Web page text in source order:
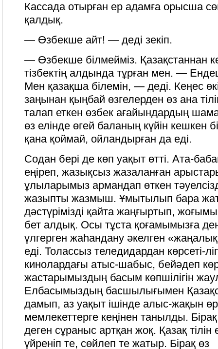
Кассада отырған ер адамға орысша
қалдық.
— Өзбекше айт! — деді зекіп.
— Өзбекше білмейміз. Қазақстаннан
тізбектің алдында тұрған мен. —
Мен қазақша білемін, — деді. Кеңес
заңынан қыңбай өзгелерден өз ана
талап еткен өзбек ағайындардың
өз елінде өгей баланың күйін кешкен
қана қоймай, ойландырған да еді.
Содан бері де көп уақыт өтті. Ата-
еңіреп, жазықсыз жазаланған
ұлыларымыз армандап өткен
жазыпты жазмыш. Ұмытылып бара
дәстүрімізді қайта жаңғыртып,
бет алдық. Осы тұста қоғамымызға
үлгерген жаһандану әкелген
еді. Толассыз теледидардан көрсеті-
кинолардағы атыс-шабыс, бейәдеп
жастарымыздың басым көпшілігін
Елбасымыздың басшылығымен
дамып, аз уақыт ішінде алыс-жақын
мемлекеттерге кеңінен танылды. Бірақ
деген сұраныс артқан жоқ. Қазақ тілін
үйреніп те, сөйлеп те жатыр. Бірақ өз